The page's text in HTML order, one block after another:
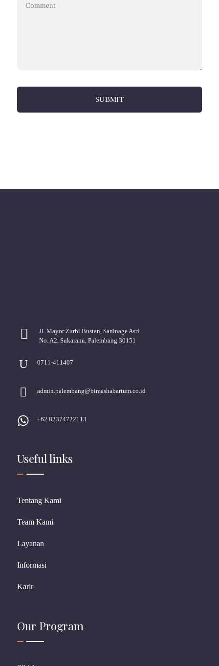
Jl. Mayor Zurbi Bustan, Saninage Asri
No. A2, Sukarami, Palembang 30151
0711-411407
admin.palembang@bimashabartum.co.id
+62 82374722113
Useful links
Tentang Kami
Team Kami
Layanan
Informasi
Karir
Our Program